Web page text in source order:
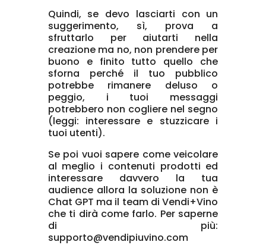
Quindi, se devo lasciarti con un
suggerimento, sì, prova a
sfruttarlo per aiutarti nella
creazione ma no, non prendere per
buono e finito tutto quello che
sforna perché il tuo pubblico
potrebbe rimanere deluso o
peggio, i tuoi messaggi
potrebbero non cogliere nel segno
(leggi: interessare e stuzzicare i
tuoi utenti).
Se poi vuoi sapere come veicolare
al meglio i contenuti prodotti ed
interessare davvero la tua
audience allora la soluzione non è
Chat GPT ma il team di Vendi+Vino
che ti dirà come farlo. Per saperne
di più:
supporto@vendipiuvino.com